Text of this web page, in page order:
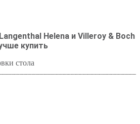
Helena и Villeroy & Boch
купить
стола